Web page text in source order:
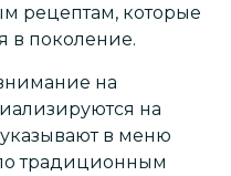
рецептам, которые
в поколение.
на
на
в меню
традиционным